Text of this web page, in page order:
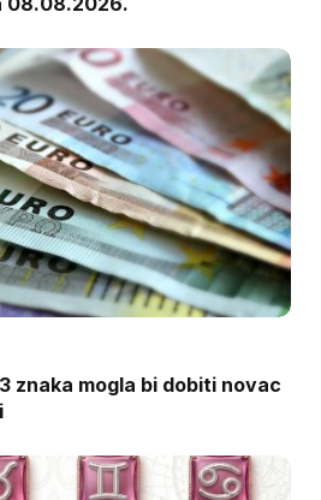
znaka mogla bi dobiti novac